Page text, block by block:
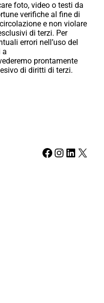
foto, video o testi da
verifiche al fine di
e non violare
di terzi. Per
errori nell’uso del
a
prontamente
di diritti di terzi.
Facebook Instagram LinkedIn X